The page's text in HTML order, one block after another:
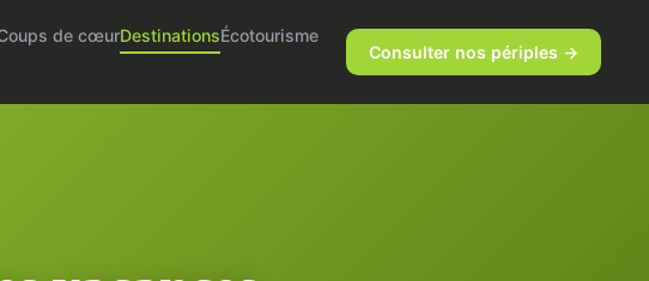
de cœurDestinationsÉcotourisme
Consulter nos périples →